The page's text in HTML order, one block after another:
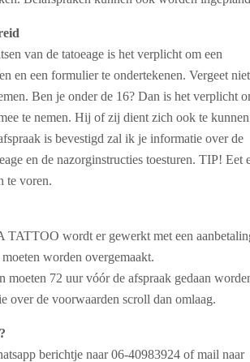
van de tatoeage is het verplicht om een
en een formulier te ondertekenen. Vergeet
Ben je onder de 16? Dan is het verplicht
te nemen. Hij of zij dient zich ook te kunnen
is bevestigd zal ik je informatie over de
en de nazorginstructies toesturen. TIP! Eet
te voren.
wordt er gewerkt met een
worden overgemaakt.
moeten 72 uur vóór de afspraak gedaan
over de voorwaarden scroll dan omlaag.
berichtje naar 06-40983924 of mail naar